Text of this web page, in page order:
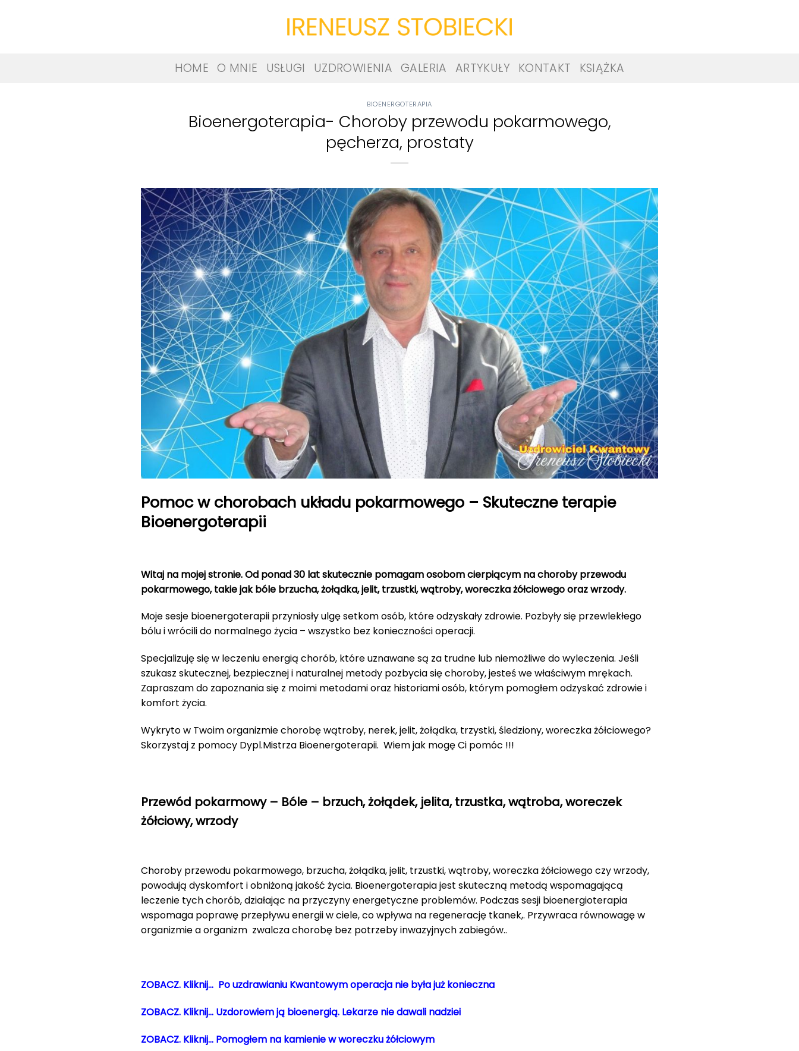
HOME O MNIE USŁUGI UZDROWIENIA GALERIA ARTYKUŁY KONTAKT KSIĄŻKA
BIOENERGOTERAPIA
Bioenergoterapia- Choroby przewodu pokarmowego,
pęcherza, prostaty
Pomoc w chorobach układu pokarmowego – Skuteczne terapie
Bioenergoterapii
Witaj na mojej stronie.Od ponad 30 lat skutecznie pomagam osobom cierpiącym na choroby przewodu
pokarmowego, takie jak bóle brzucha, żołądka, jelit, trzustki, wątroby, woreczka żółciowego oraz wrzody.
Moje sesje bioenergoterapii przyniosły ulgę setkom osób, które odzyskały zdrowie. Pozbyły się przewlekłego
bólu i wrócili do normalnego życia – wszystko bez konieczności operacji.
Specjalizuję się w leczeniu energią chorób, które uznawane są za trudne lub niemożliwe do wyleczenia. Jeśli
szukasz skutecznej, bezpiecznej i naturalnej metody pozbycia się choroby, jesteś we właściwym mrękach.
Zapraszam do zapoznania się z moimi metodami oraz historiami osób, którym pomogłem odzyskać zdrowie i
komfort życia.
Wykryto w Twoim organizmie chorobę wątroby, nerek, jelit, żołądka, trzystki, śledziony, woreczka żółciowego?
Skorzystaj z pomocy Dypl.Mistrza Bioenergoterapii. Wiem jak mogę Ci pomóc !!!
Przewód pokarmowy – Bóle – brzuch, żołądek, jelita, trzustka, wątroba, woreczek
żółciowy, wrzody
Choroby przewodu pokarmowego, brzucha, żołądka, jelit, trzustki, wątroby, woreczka żółciowego czy wrzody,
powodują dyskomfort i obniżoną jakość życia. Bioenergoterapia jest skuteczną metodą wspomagającą
leczenie tych chorób, działając na przyczyny energetyczne problemów. Podczas sesji bioenergioterapia
wspomaga poprawę przepływu energii w ciele, co wpływa na regenerację tkanek,. Przywraca równowagę w
organizmie a organizm zwalcza chorobę bez potrzeby inwazyjnych zabiegów..
ZOBACZ. Kliknij… Po uzdrawianiu Kwantowym operacja nie była już konieczna
ZOBACZ. Kliknij… Uzdorowiem ją bioenergią. Lekarze nie dawali nadziei
ZOBACZ. Kliknij… Pomogłem na kamienie w woreczku żółciowym